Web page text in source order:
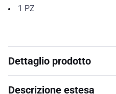
1 PZ
Dettaglio prodotto
Descrizione estesa